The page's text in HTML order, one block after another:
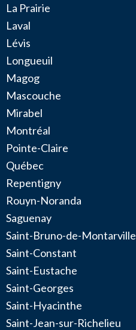
La Prairie
Laval
Lévis
Longueuil
Magog
Mascouche
Mirabel
Montréal
Pointe-Claire
Québec
Repentigny
Rouyn-Noranda
Saguenay
Saint-Bruno-de-Montarville
Saint-Constant
Saint-Eustache
Saint-Georges
Saint-Hyacinthe
Saint-Jean-sur-Richelieu